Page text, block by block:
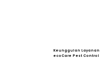
Keunggulan Layanan
ecoCare Pest Control